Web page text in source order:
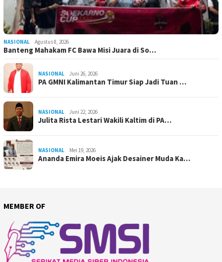
NASIONAL Agustus 8, 2026
Banteng Mahakam FC Bawa Misi Juara di So…
NASIONAL Juni 26, 2026
PA GMNI Kalimantan Timur Siap Jadi Tuan …
NASIONAL Juni 22, 2026
Julita Rista Lestari Wakili Kaltim di PA…
NASIONAL Mei 19, 2026
Ananda Emira Moeis Ajak Desainer Muda Ka…
MEMBER OF